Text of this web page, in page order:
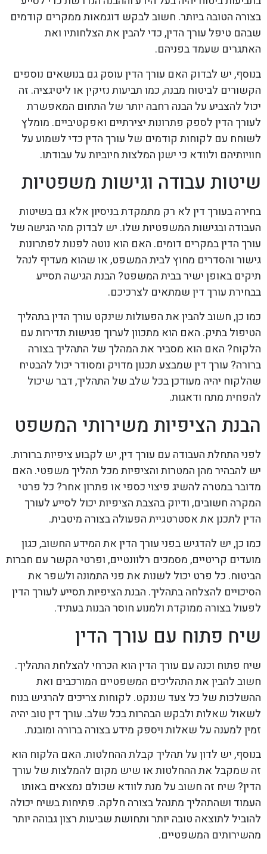
בצורה הטובה ביותר. חשוב לבקש דוגמאות ממקרים קודמים
שבהם טיפל עורך הדין, כדי להבין את הצלחותיו ואת
האתגרים שעמד בפניהם.
בנוסף, יש לבדוק האם עורך הדין עוסק גם בנושאים נוספים
הקשורים לביטוח מבנה, כמו תביעות נזיקין או ליטיגציה. זה
יכול להצביע על הבנה רחבה יותר של התחום המאפשרת
לעורך הדין לספק פתרונות יצירתיים ואפקטיביים. מומלץ
לשוחח עם לקוחות קודמים של עורך הדין כדי לשמוע על
חוויותיהם ולוודא כי ישנן המלצות חיוביות על עבודתו.
שיטות עבודה וגישות משפטיות
בחירה בעורך דין לא רק מתמקדת בניסיון אלא גם בשיטות
העבודה ובגישות המשפטיות שלו. יש לבדוק מהי הגישה של
עורך הדין במקרים דומים. האם הוא נוטה לפנות לפתרונות
גישור והסדרים מחוץ לבית המשפט, או שהוא מעדיף לנהל
תיקים באופן ישיר בבית המשפט? הבנת הגישה תסייע
בבחירת עורך דין שמתאים לצרכיכם.
כמו כן, חשוב להבין את הפעולות שינקט עורך הדין בתהליך
הטיפול בתיק. האם הוא מתכוון לערוך פגישות תדירות עם
הלקוח? האם הוא מסביר את המהלך של התהליך בצורה
ברורה? עורך דין שמבצע תכנון מדויק ומסודר יכול להבטיח
שהלקוח יהיה מעודכן בכל שלב של התהליך, דבר שיכול
להפחית מתח ודאגות.
הבנת הציפיות משירותי המשפט
לפני התחלת העבודה עם עורך דין, יש לקבוע ציפיות ברורות.
יש להבהיר מהן המטרות והציפיות מכל תהליך משפטי. האם
מדובר במטרה להשיג פיצוי כספי או פתרון אחר? כל פרטי
המקרה חשובים, ודיוק בהצבת הציפיות יכול לסייע לעורך
הדין לתכנן את אסטרטגיית הפעולה בצורה מיטבית.
כמו כן, יש להדגיש בפני עורך הדין את המידע החשוב, כגון
מועדים קריטיים, מסמכים רלוונטיים, ופרטי הקשר עם חברות
הביטוח. כל פרט יכול לשנות את פני התמונה ולשפר את
הסיכויים להצלחה בתהליך. הבנת הציפיות תסייע לעורך הדין
לפעול בצורה ממוקדת ולמנוע חוסר הבנות בעתיד.
שיח פתוח עם עורך הדין
שיח פתוח וכנה עם עורך הדין הוא הכרחי להצלחת התהליך.
חשוב להבין את התהליכים המשפטיים המורכבים ואת
ההשלכות של כל צעד שננקט. לקוחות צריכים להרגיש בנוח
לשאול שאלות ולבקש הבהרות בכל שלב. עורך דין טוב יהיה
זמין למענה על שאלות ויספק מידע בצורה ברורה ומובנת.
בנוסף, יש לדון על תהליך קבלת ההחלטות. האם הלקוח הוא
זה שמקבל את ההחלטות או שיש מקום להמלצות של עורך
הדין? שיח זה חשוב על מנת לוודא שכולם נמצאים באותו
העמוד ושהתהליך מתנהל בצורה חלקה. פתיחות בשיח יכולה
להוביל לתוצאה טובה יותר ותחושת שביעות רצון גבוהה יותר
מהשירותים המשפטיים.